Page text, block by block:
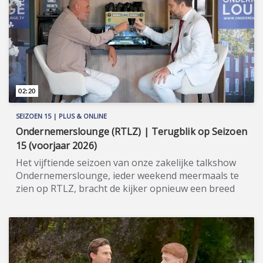
is het aan te raden om eens stil te staan bij de
ademhaling. Meer informatie: www.ademcoaching.nl
(https://www.ademcoaching.nl).
SEIZOEN 15 | PLUS & ONLINE
Ondernemerslounge (RTLZ) | Terugblik op Seizoen
15 (voorjaar 2026)
Het vijftiende seizoen van onze zakelijke talkshow
Ondernemerslounge, ieder weekend meermaals te
zien op RTLZ, bracht de kijker opnieuw een breed
gebied van ondernemerschap, investeren en
genieten van het leven. Onze studio in het koetshuis
van Kasteel Hoekelum werd hierbij zoals altijd
ingericht met het statige meubilair van Jan Frantzen.
02:20